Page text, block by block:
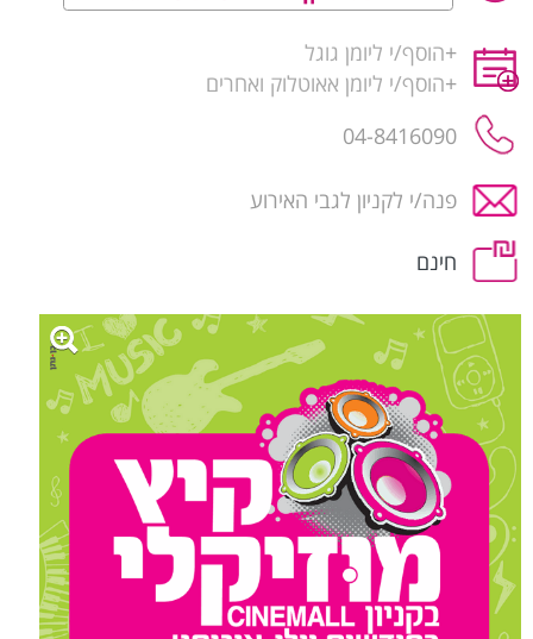
+הוסף/י ליומן גוגל
+הוסף/י ליומן אאוטלוק ואחרים
04-8416090
פנה/י לקניון לגבי האירוע
חינם